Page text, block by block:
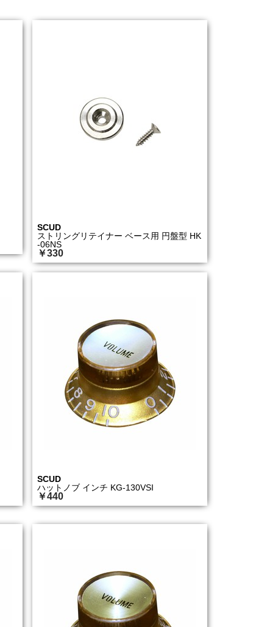
SCUD
ストリングリテイナー ベース用 円盤型 HK
-06NS
￥330
SCUD
ハットノブ インチ KG-130VSI
￥440